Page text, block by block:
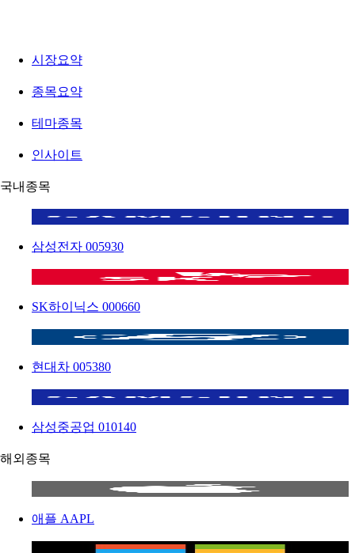
시장요약
종목요약
테마종목
인사이트
국내종목
삼성전자 005930
SK하이닉스 000660
현대차 005380
삼성중공업 010140
해외종목
애플 AAPL